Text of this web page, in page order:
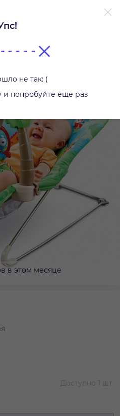
не так: (
и попробуйте еще раз
в этом месяце
Доступно 1 шт.